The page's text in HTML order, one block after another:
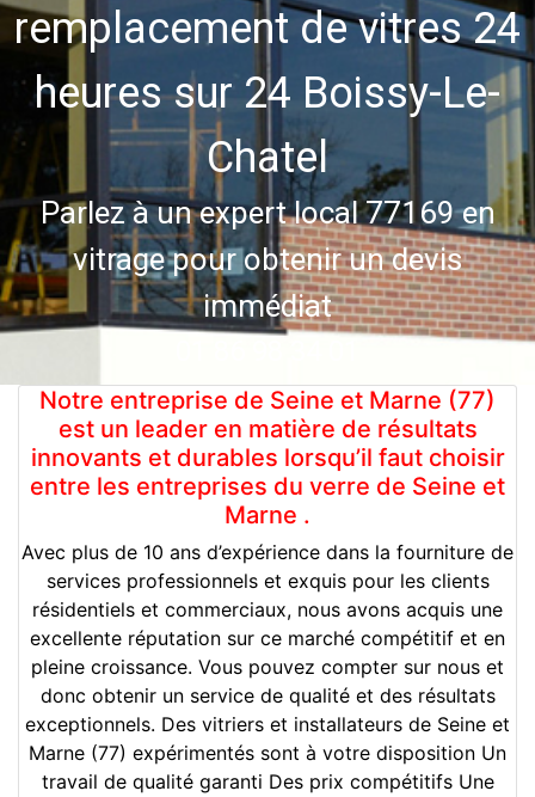
remplacement de vitres 24
heures sur 24 Boissy-Le-
Chatel
Parlez à un expert local 77169 en
vitrage pour obtenir un devis
immédiat
Notre entreprise de Seine et Marne (77)
est un leader en matière de résultats
innovants et durables lorsqu’il faut choisir
entre les entreprises du verre de Seine et
Marne .
Avec plus de 10 ans d’expérience dans la fourniture de
services professionnels et exquis pour les clients
résidentiels et commerciaux, nous avons acquis une
excellente réputation sur ce marché compétitif et en
pleine croissance. Vous pouvez compter sur nous et
donc obtenir un service de qualité et des résultats
exceptionnels. Des vitriers et installateurs de Seine et
Marne (77) expérimentés sont à votre disposition Un
travail de qualité garanti Des prix compétitifs Une